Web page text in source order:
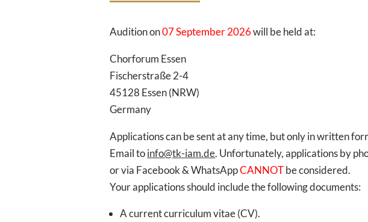
Audition on07 September 2026will be held at:
Chorforum Essen
Fischerstraße 2-4
45128 Essen (NRW)
Germany
Applications can be sent at any time, but only in written
Email toinfo@tk-iam.de. Unfortunately, applications by
or via Facebook & WhatsAppCANNOTbe considered.
Your applications should include the following documents:
A current curriculum vitae (CV).